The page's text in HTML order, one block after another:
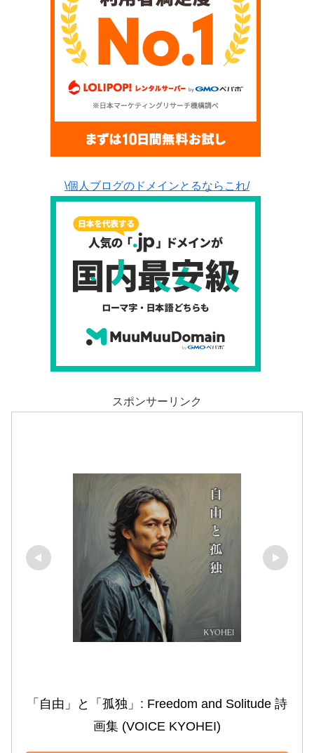
\個人ブログのドメインとるならこれ/
スポンサーリンク
「自由」と「孤独」: Freedom and Solitude 詩
画集 (VOICE KYOHEI)